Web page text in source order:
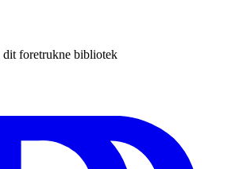
foretrukne bibliotek